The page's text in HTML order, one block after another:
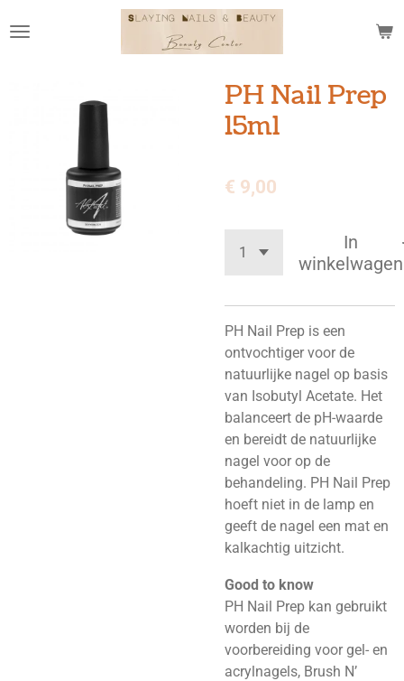
direct
hoofdinhoud
PH Nail Prep
15ml
€ 9,00
In
winkelwagen
PH Nail Prep is een
ontvochtiger voor de
natuurlijke nagel op basis
van Isobutyl Acetate. Het
balanceert de pH-waarde
en bereidt de natuurlijke
nagel voor op de
behandeling. PH Nail Prep
hoeft niet in de lamp en
geeft de nagel een mat en
kalkachtig uitzicht.
Good to know
PH Nail Prep kan gebruikt
worden bij de
voorbereiding voor gel- en
acrylnagels, Brush N’